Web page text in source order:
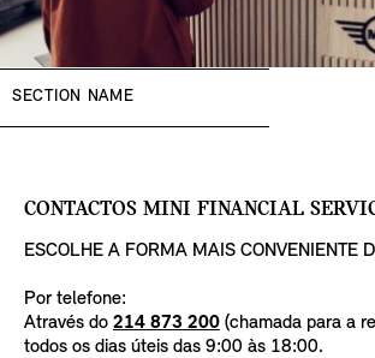
SECTION NAME
CONTACTOS MINI FINANCIAL
ESCOLHE A FORMA MAIS CONVENIENTE
Por telefone:
Através do 214 873 200 (chamada para a
todos os dias úteis das 9:00 às 18:00.